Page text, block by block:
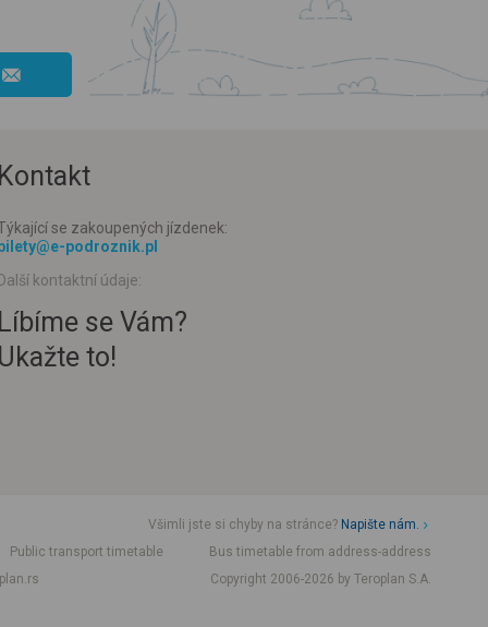
Kontakt
se zakoupených jízdenek:
bilety@e-podroznik.pl
Další kontaktní údaje:
Líbíme se Vám?
Ukažte to!
Všimli jste si chyby na stránce? Napište nám.
Public transport timetable
Bus timetable from address-address
Copyright 2006-2026 by Teroplan S.A.